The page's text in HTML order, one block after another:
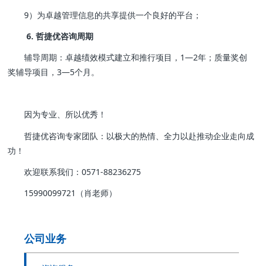
9）为卓越管理信息的共享提供一个良好的平台；
6. 哲捷优咨询周期
辅导周期：卓越绩效模式建立和推行项目，1—2年；质量奖创
奖辅导项目，3—5个月。
因为专业、所以优秀！
哲捷优咨询专家团队：以极大的热情、全力以赴推动企业走向成
功！
欢迎联系我们：0571-88236275
15990099721（肖老师）
公司业务